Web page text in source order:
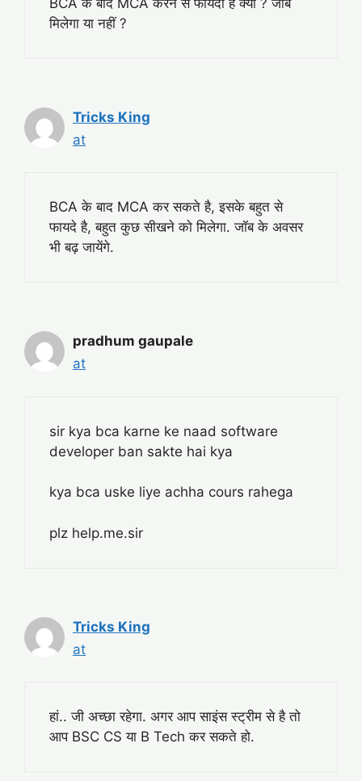
मिलेगा या नहीं ?
Tricks King
at
BCA के बाद MCA कर सकते है, इसके बहुत से
फायदे है, बहुत कुछ सीखने को मिलेगा. जॉब के अवसर
भी बढ़ जायेंगे.
pradhum gaupale
at
sir kya bca karne ke naad software
developer ban sakte hai kya
kya bca uske liye achha cours rahega
plz help.me.sir
Tricks King
at
हां.. जी अच्छा रहेगा. अगर आप साइंस स्ट्रीम से है तो
आप BSC CS या B Tech कर सकते हो.